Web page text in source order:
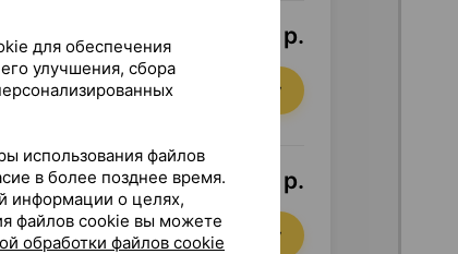
15,58 — 19,95 р.
Где купить В корзину
25,63 — 31,41 р.
Где купить В корзину
для обеспечения
улучшения, сбора
использования файлов
в более позднее время.
информации о целях,
файлов cookie вы можете
обработки файлов cookie